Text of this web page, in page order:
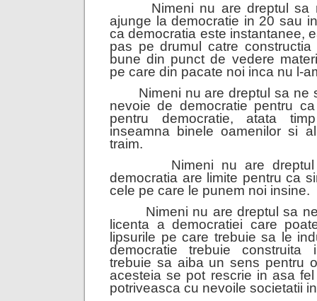
Nimeni nu are dreptul
ajunge la democratie in 20 sau
ca democratia este instantanee,
pas pe drumul catre
bune din punct de vedere
pe care din pacate noi inca nu l-
Nimeni nu are dreptul sa ne
nevoie de democratie pentru
pentru democratie, atata
inseamna binele oamenilor si
traim.
Nimeni nu are
democratia are limite pentru ca
cele pe care le punem noi insine.
Nimeni nu are dreptul sa
licenta a democratiei care
lipsurile pe care trebuie sa le
democratie trebuie construita
trebuie sa aiba un sens pentru
acesteia se pot rescrie in asa
potriveasca cu nevoile societatii